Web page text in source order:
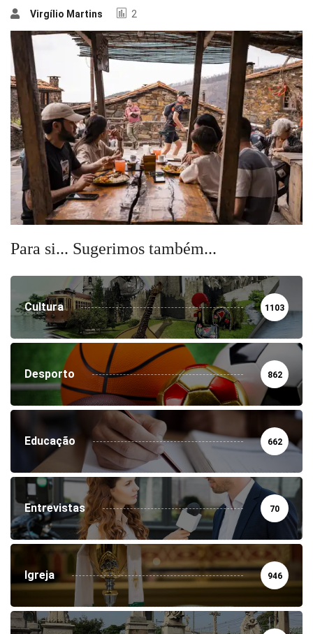
Virgílio Martins 2
Para si... Sugerimos também...
Cultura 1103
Desporto 862
Educação 662
Entrevistas 70
Igreja 946